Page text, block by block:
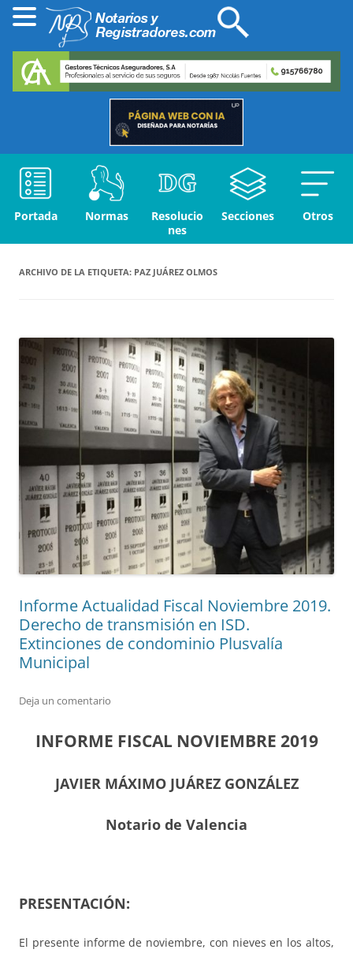
Portada Normas
Resolucio
nes
Secciones Otros
ARCHIVO DE LA ETIQUETA: PAZ JUÁREZ OLMOS
Informe Actualidad Fiscal Noviembre 2019.
Derecho de transmisión en ISD.
Extinciones de condominio Plusvalía
Municipal
Deja un comentario
INFORME FISCAL NOVIEMBRE 2019
JAVIER MÁXIMO JUÁREZ GONZÁLEZ
Notario de Valencia
PRESENTACIÓN:
El presente informe de noviembre, con nieves en los altos,